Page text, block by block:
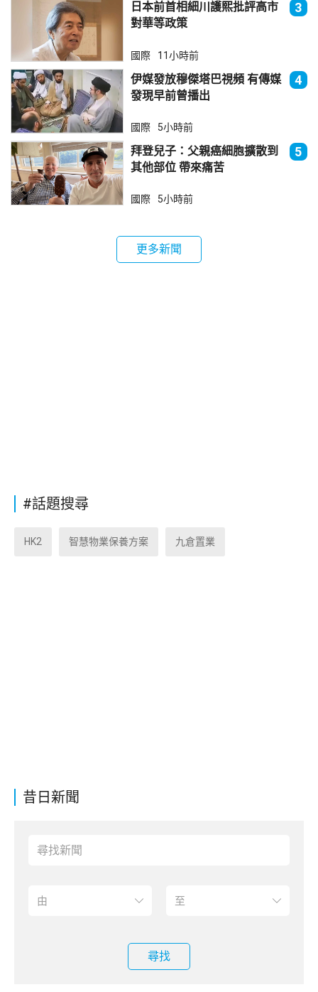
昔日新聞
尋找
日本前首相細川護熙批評高市
對華等政策
3
國際 11小時前
伊媒發放穆傑塔巴視頻 有傳媒
發現早前曾播出
4
國際 5小時前
拜登兒子：父親癌細胞擴散到
其他部位 帶來痛苦
5
國際 5小時前
更多新聞
#話題搜尋
HK2 智慧物業保養方案 九倉置業